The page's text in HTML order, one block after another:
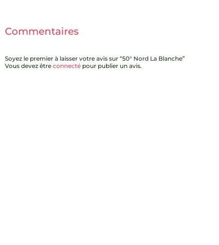
Commentaires
Soyez le premier à laisser votre avis sur “50° Nord La Blanche”
Vous devez être connecté pour publier un avis.